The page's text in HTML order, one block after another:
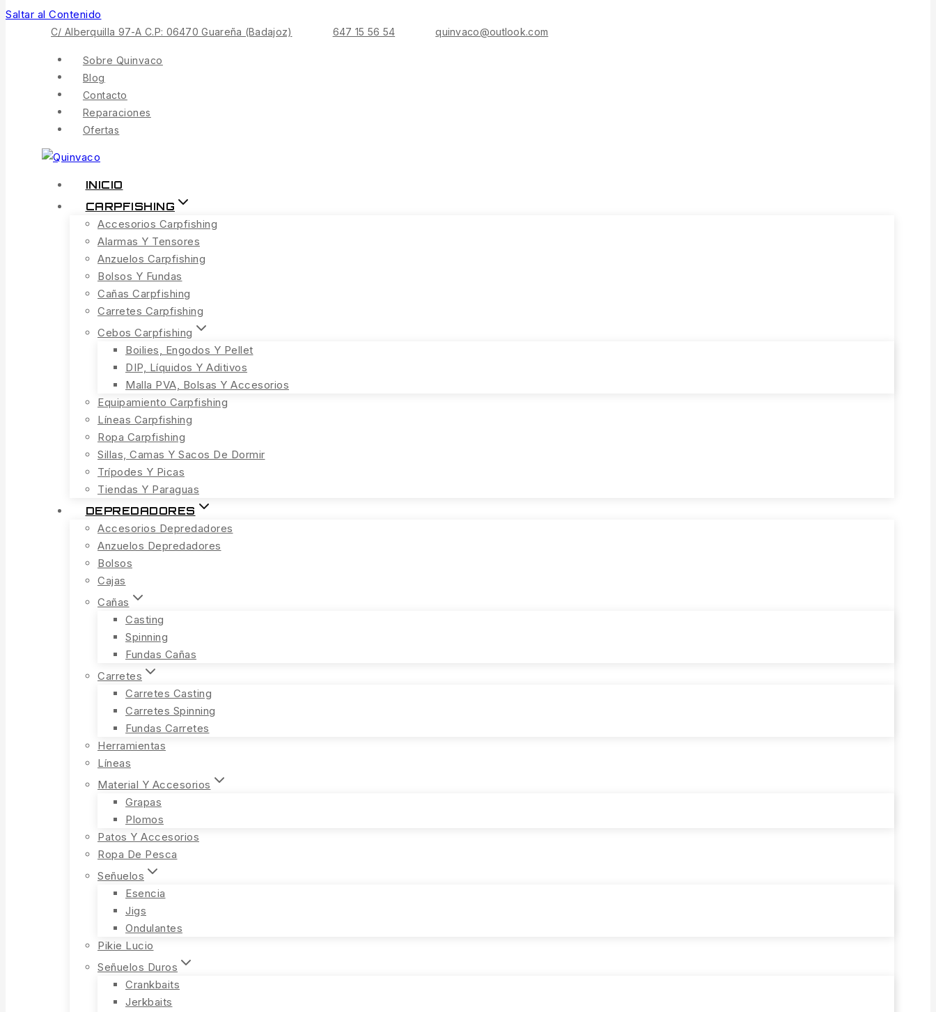
Saltar al Contenido
C/ Alberquilla 97-A C.P: 06470 Guareña (Badajoz) 647 15 56 54 quinvaco@outlook.com
Sobre Quinvaco
Blog
Contacto
Reparaciones
Ofertas
INICIO
CARPFISHING
Accesorios Carpfishing
Alarmas Y Tensores
Anzuelos Carpfishing
Bolsos Y Fundas
Cañas Carpfishing
Carretes Carpfishing
Cebos Carpfishing
Boilies, Engodos Y Pellet
DIP, Líquidos Y Aditivos
Malla PVA, Bolsas Y Accesorios
Equipamiento Carpfishing
Líneas Carpfishing
Ropa Carpfishing
Sillas, Camas Y Sacos De Dormir
Trípodes Y Picas
Tiendas Y Paraguas
DEPREDADORES
Accesorios Depredadores
Anzuelos Depredadores
Bolsos
Cajas
Cañas
Casting
Spinning
Fundas Cañas
Carretes
Carretes Casting
Carretes Spinning
Fundas Carretes
Herramientas
Líneas
Material Y Accesorios
Grapas
Plomos
Patos Y Accesorios
Ropa De Pesca
Señuelos
Esencia
Jigs
Ondulantes
Pikie Lucio
Señuelos Duros
Crankbaits
Jerkbaits